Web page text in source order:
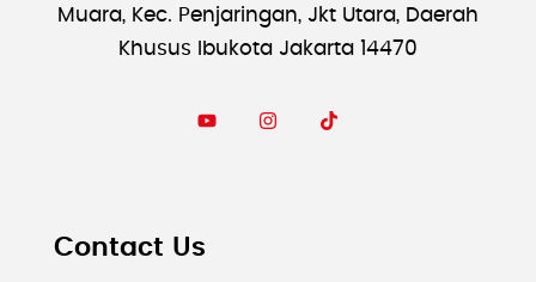
Muara, Kec. Penjaringan, Jkt Utara, Daerah
Khusus Ibukota Jakarta 14470
Contact Us